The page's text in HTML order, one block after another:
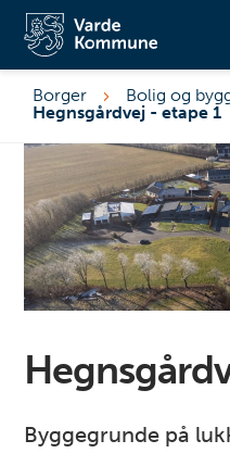
Borger Bolig og
Hegnsgårdvej - etape 1
Byggegrunde på